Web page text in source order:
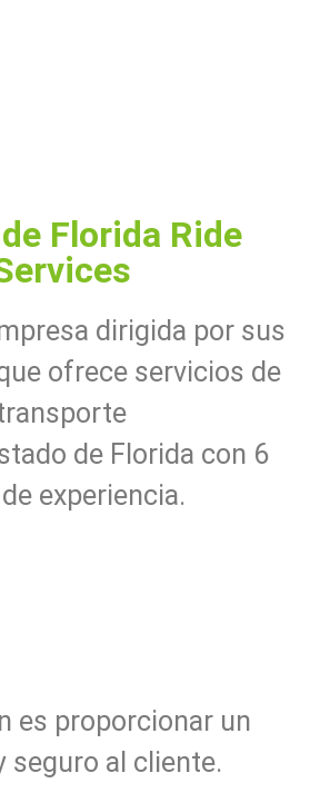
Florida Ride
dirigida por sus
ofrece servicios de
de Florida con 6
experiencia.
es proporcionar un
seguro al cliente.